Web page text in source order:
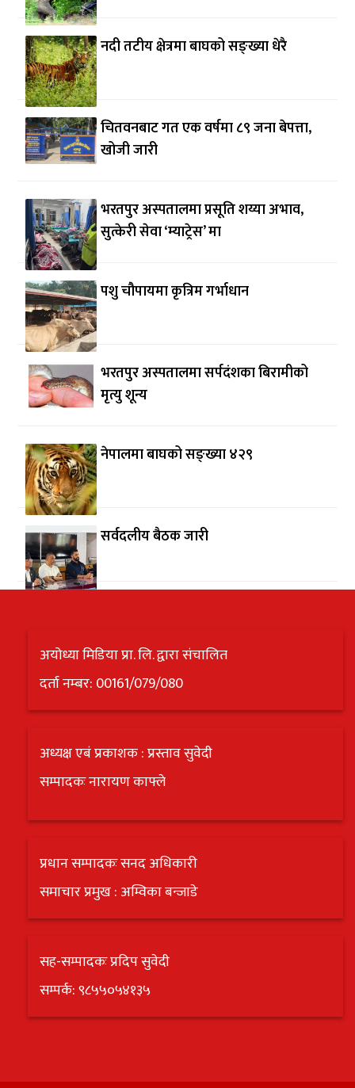
नदी तटीय क्षेत्रमा बाघको सङ्ख्या धेरै
चितवनबाट गत एक वर्षमा ८९ जना बेपत्ता,
खोजी जारी
भरतपुर अस्पतालमा प्रसूति शय्या अभाव,
सुत्केरी सेवा ‘म्याट्रेस’ मा
पशु चौपायमा कृत्रिम गर्भाधान
भरतपुर अस्पतालमा सर्पदंशका बिरामीको
मृत्यु शून्य
नेपालमा बाघको सङ्ख्या ४२९
सर्वदलीय बैठक जारी
अयोध्या मिडिया प्रा. लि. द्वारा संचालित
दर्ता नम्बर: 00161/079/080
अध्यक्ष एबं प्रकाशक : प्रस्ताव सुवेदी
सम्पादकः नारायण काफ्ले
प्रधान सम्पादकः सनद अधिकारी
समाचार प्रमुख : अम्विका बन्जाडे
सह-सम्पादकः प्रदिप सुवेदी
सम्पर्क: ९८५५०५४१३५